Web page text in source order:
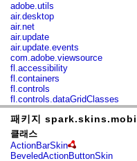
adobe.utils
air.desktop
air.net
air.update
air.update.events
com.adobe.viewsource
fl.accessibility
fl.containers
fl.controls
fl.controls.dataGridClasses
fl.controls.listClasses
fl.controls.progressBarClasses
fl.core
fl.data
fl.display
패키지
클래스
ActionBarSkin
BeveledActionButtonSkin